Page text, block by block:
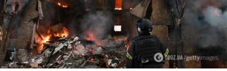
У липні країна-агресорка встановила "рекорд" за кількістю
балістичних ракет, запущених по Україні
4 часа назад 49,7 т.
У Єкатеринбурзі атаковано склад Wildberries: є